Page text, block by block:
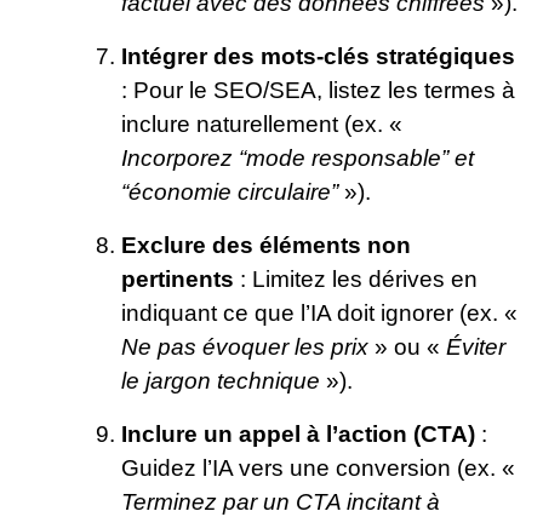
Intégrer des mots-clés stratégiques
: Pour le SEO/SEA, listez les termes à
inclure naturellement (ex. «
Incorporez “mode responsable” et
“économie circulaire”»).
Exclure des éléments non
pertinents : Limitez les dérives en
indiquant ce que l’IA doit ignorer (ex. «
Ne pas évoquer les prix » ou « Éviter
le jargon technique »).
Inclure un appel à l’action (CTA) :
Guidez l’IA vers une conversion (ex. «
Terminez par un CTA incitant à